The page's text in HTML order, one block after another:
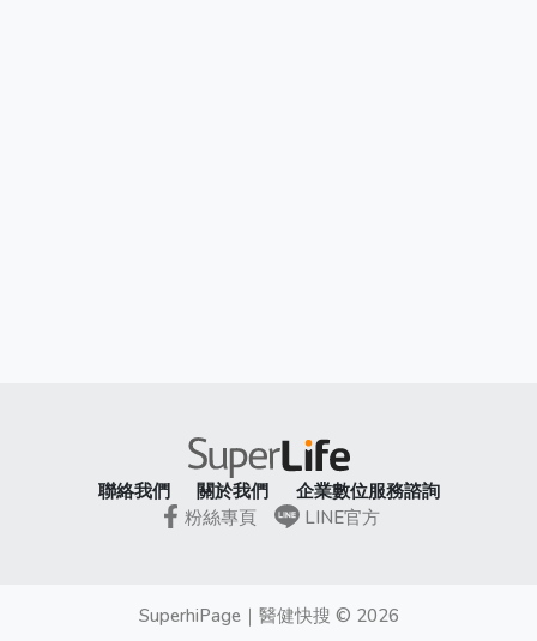
聯絡我們 關於我們
企業數位服務諮詢
粉絲專頁
LINE官方
SuperhiPage｜ 醫健快搜 © 2026